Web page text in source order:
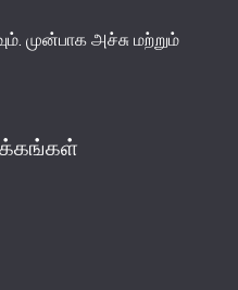
முன்பாக அச்சு மற்றும்